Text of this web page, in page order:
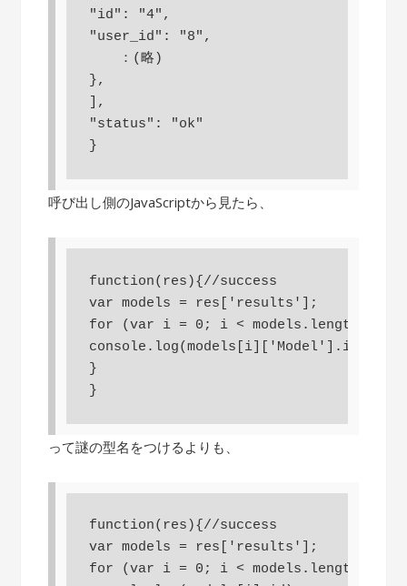
"id": "4",
"user_id": "8",
：(略)
},
],
"status": "ok"
}
呼び出し側のJavaScriptから見たら、
function(res){//success
var models = res['results'];
for (var i = 0; i < models.length;
console.log(models[i]['Model'].id)
}
}
って謎の型名をつけるよりも、
function(res){//success
var models = res['results'];
for (var i = 0; i < models.length;